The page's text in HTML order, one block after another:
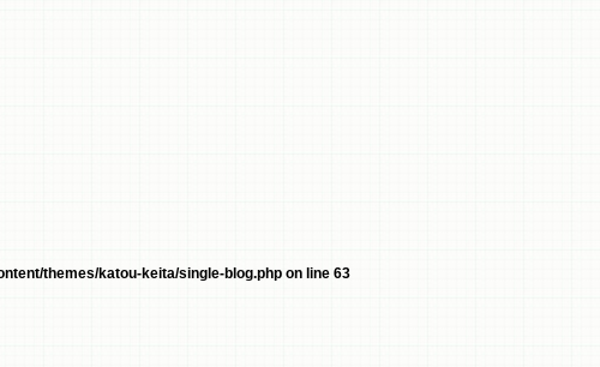
themes/katou-keita/single-blog.phpon line 63